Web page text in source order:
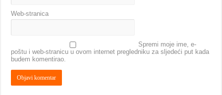
Web-stranica
Spremi moje ime, e-
poštu i web-stranicu u ovom internet pregledniku za sljedeći put kada
budem komentirao.